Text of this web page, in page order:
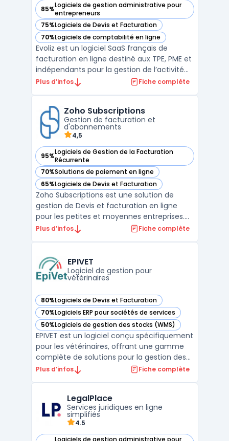
85%Logiciels de gestion administrative pour
entrepreneurs
— voir Evoliz dans cette catégorie
75%Logiciels de Devis et Facturation
— voir Evoliz dans cette catégorie
70%Logiciels de comptabilité en ligne
— voir Evoliz dans cette catégorie
Evoliz est un logiciel SaaS français de
facturation en ligne destiné aux TPE, PME et
indépendants pour la gestion de l’activité
commerciale et de la pré-comptabilité
de devis, le suivi des paiements clients, la
conf ...
Plus d’infos Fiche complète
Zoho Subscriptions
Gestion de facturation et
d'abonnements
4,5
95%Logiciels de Gestion de la Facturation
Récurrente
— voir Zoho Subscriptions dans cette catégorie
70%Solutions de paiement en ligne
— voir Zoho Subscriptions dans cette catégorie
65%Logiciels de Devis et Facturation
— voir Zoho Subscriptions dans cette catégorie
Zoho Subscriptions est une solution de
gestion de Devis et facturation en ligne
pour les petites et moyennes entreprises.
Cette plateforme offre des fonctionnalités
suivi des paiements et la gestion des taxes.
La ...
Plus d’infos Fiche complète
EPIVET
Logiciel de gestion pour
vétérinaires
80%Logiciels de Devis et Facturation
— voir EPIVET dans cette catégorie
70%Logiciels ERP pour sociétés de services
— voir EPIVET dans cette catégorie
50%Logiciels de gestion des stocks (WMS)
— voir EPIVET dans cette catégorie
EPIVET est un logiciel conçu spécifiquement
pour les vétérinaires, offrant une gamme
complète de solutions pour la gestion des
cabinets vétérinaires. Ce logiciel vous
aux tâches administratives à faible valeur
ajoutée. ...
Plus d’infos Fiche complète
LegalPlace
Services juridiques en ligne
simplifiés
4.5
Logiciels de gestion administrative pour